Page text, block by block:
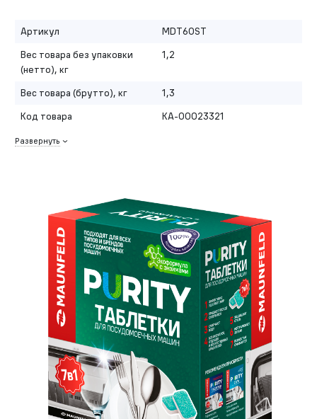
Артикул
MDT60ST
Вес товара без упаковки
(нетто), кг
1,2
Вес товара (брутто), кг
1,3
Код товара
КА-00023321
Развернуть